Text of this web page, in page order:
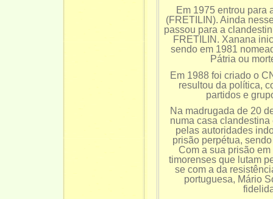
Em 1975 entrou para
(FRETILIN). Ainda
passou para a
FRETILIN. Xanana
sendo em 1981
Pátria ou
Em 1988 foi criado o
resultou da política,
partidos e
Na madrugada de 20
numa casa
pelas autoridades
prisão perpétua,
Com a sua prisão
timorenses que lutam
se com a da
portuguesa, Mário